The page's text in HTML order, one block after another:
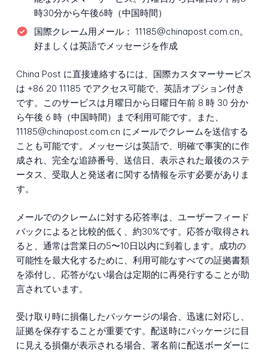
時30分から午後6時（中国時間）
国際クレーム用メール： 11185@chinapost.com.cn。
好ましくは英語でメッセージを作成
China Post に直接連絡するには、国際カスタマーサービス
は +86 20 11185 でアクセス可能で、英語オプション付き
です。このサービスは月曜日から日曜日午前 8 時 30 分か
ら午後 6 時（中国時間）まで利用可能です。また、
11185@chinapost.com.cn にメールでクレームを送信する
ことも可能です。メッセージは英語で、明確で事実的に作
成され、完全な追跡番号、送信日、表示された最後のステ
ータス、受取人と発送者に関する情報を示す必要がありま
す。
メールでのクレームに対する応答率は、ユーザーフィード
バックによると比較的低く、約30%です。応答が取得され
ると、通常は営業日の5〜10日以内に到着します。成功の
可能性を最大化するために、利用可能なすべての証拠書類
を添付し、応答がない場合は定期的に再発行することが助
言されています。
受け取り時に損傷したパッケージの場合、迅速に対応し、
証拠を保存することが重要です。配送時にパッケージに目
に見える損傷が表示される場合、署名前に配送ボーダーに